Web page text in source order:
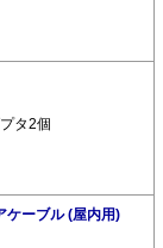
タ2個
ケーブル (屋内用)